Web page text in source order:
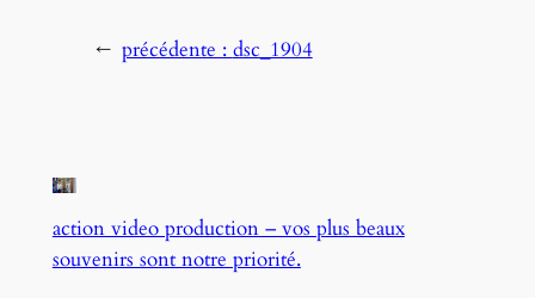
← précédente : dsc_1904
action video production – vos plus beaux
souvenirs sont notre priorité.